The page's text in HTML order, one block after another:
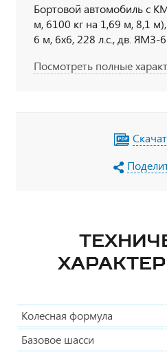
Бортовой автомобиль с
м, 6100 кг на 1,69 м, 8,1
6 м, 6х6, 228 л.с., дв.
Посмотреть полные
Колесная формула
Базовое шасси